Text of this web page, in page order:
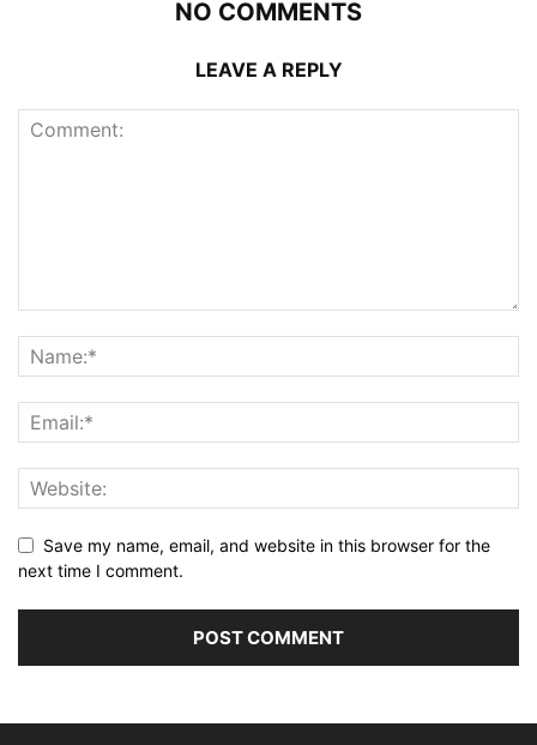
NO COMMENTS
LEAVE A REPLY
Save my name, email, and website in this browser for the
next time I comment.